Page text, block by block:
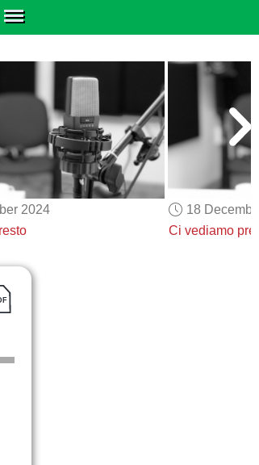
SUBSCRIBE
EDUCATIONAL LICENSES
GIFT CARDS
OTHER LANGUAGES
ABOUT US
ALEXA
ADJUST COLORS
2024
18
Ci vediamo